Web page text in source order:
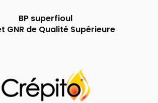
BP superfioul
GNR de Qualité Supérieure